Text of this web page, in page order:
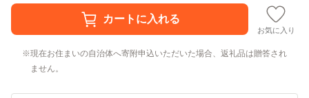
お気に入り
現在お住まいの自治体へ寄附申込いただいた場合、返礼品は贈答され
ません。